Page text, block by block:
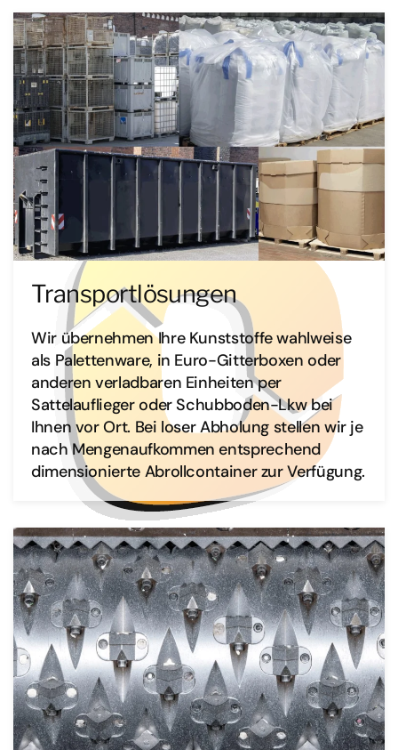
Transportlösungen
Wir übernehmen Ihre Kunststoffe wahlweise
als Palettenware, in Euro-Gitterboxen oder
anderen verladbaren Einheiten per
Sattelauflieger oder Schubboden-Lkw bei
Ihnen vor Ort. Bei loser Abholung stellen wir je
nach Mengenaufkommen entsprechend
dimensionierte Abrollcontainer zur Verfügung.